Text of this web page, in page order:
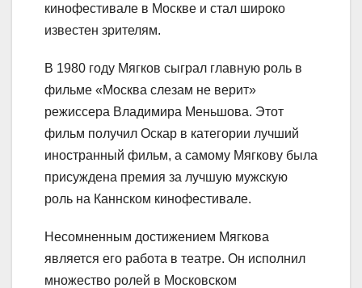
кинофестивале в Москве и стал широко
известен зрителям.
В 1980 году Мягков сыграл главную роль в
фильме «Москва слезам не верит»
режиссера Владимира Меньшова. Этот
фильм получил Оскар в категории лучший
иностранный фильм, а самому Мягкову была
присуждена премия за лучшую мужскую
роль на Каннском кинофестивале.
Несомненным достижением Мягкова
является его работа в театре. Он исполнил
множество ролей в Московском